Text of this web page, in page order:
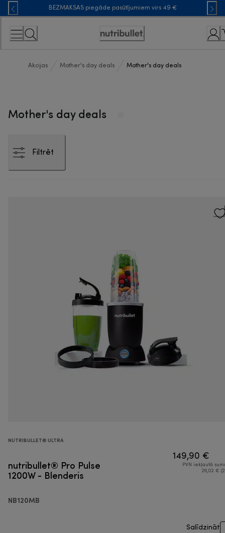
Skip
to
Content
BEZMAKSAS piegāde pasūtījumiem virs 49 €
Accessibility
Akcijas Mother's day deals Mother's day deals
Mother's day deals
Filtrēt
NUTRIBULLET® ULTRA
nutribullet® Pro Pulse
1200W - Blenderis
NB120MB
149,90 €
PVN iekļautā
26,02 €
Salīdzināt